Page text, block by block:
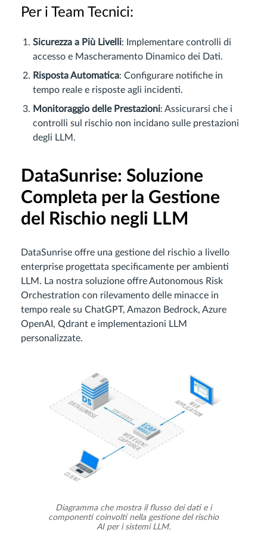
Per i Team Tecnici:
Sicurezza a Più Livelli: Implementare controlli di
accesso e Mascheramento Dinamico dei Dati.
Risposta Automatica: Configurare notifiche in
tempo reale e risposte agli incidenti.
Monitoraggio delle Prestazioni: Assicurarsi che i
controlli sul rischio non incidano sulle prestazioni
degli LLM.
DataSunrise: Soluzione
Completa per la Gestione
del Rischio negli LLM
DataSunrise offre una gestione del rischio a livello
enterprise progettata specificamente per ambienti
LLM. La nostra soluzione offre Autonomous Risk
Orchestration con rilevamento delle minacce in
tempo reale su ChatGPT, Amazon Bedrock, Azure
OpenAI, Qdrant e implementazioni LLM
personalizzate.
Diagramma che mostra il flusso dei dati e i
componenti coinvolti nella gestione del rischio
AI per i sistemi LLM.